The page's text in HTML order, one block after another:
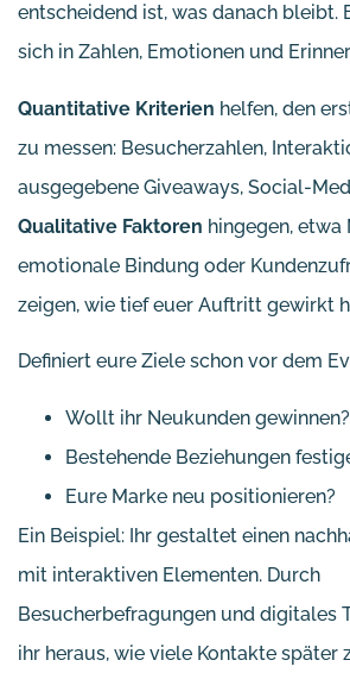
entscheidend ist, was danach bleibt.
sich in Zahlen, Emotionen und
Quantitative Kriterien helfen, den
zu messen: Besucherzahlen,
ausgegebene Giveaways, Social-
Qualitative Faktoren hingegen, etwa
emotionale Bindung oder
zeigen, wie tief euer Auftritt gewirkt
Definiert eure Ziele schon vor dem
Wollt ihr Neukunden gewinnen?
Bestehende Beziehungen
Eure Marke neu positionieren?
Ein Beispiel: Ihr gestaltet einen
mit interaktiven Elementen. Durch
Besucherbefragungen und digitales
ihr heraus, wie viele Kontakte später